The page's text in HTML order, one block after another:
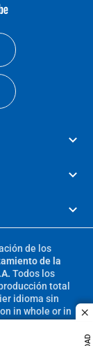
youtube-
de los
de la
Todos los
total
idioma sin
in whole or in